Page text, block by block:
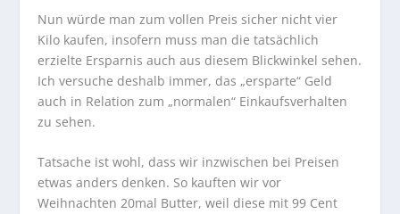
Nun würde man zum vollen Preis sicher nicht vier
Kilo kaufen, insofern muss man die tatsächlich
erzielte Ersparnis auch aus diesem Blickwinkel sehen.
Ich versuche deshalb immer, das „ersparte“ Geld
auch in Relation zum „normalen“ Einkaufsverhalten
zu sehen.
Tatsache ist wohl, dass wir inzwischen bei Preisen
etwas anders denken. So kauften wir vor
Weihnachten 20mal Butter, weil diese mit 99 Cent